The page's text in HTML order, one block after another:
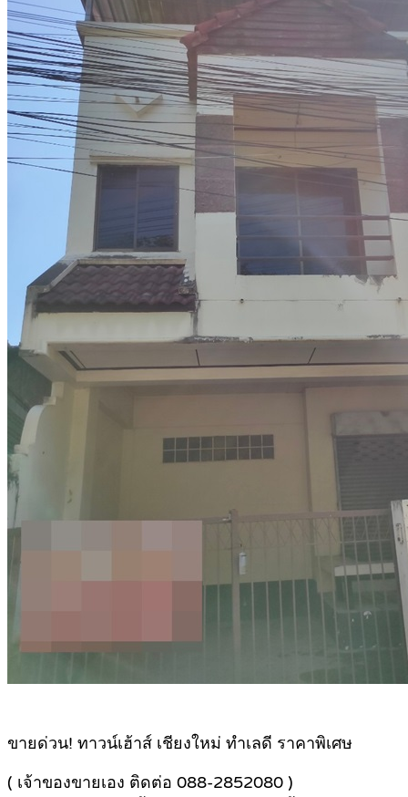
ขายด่วน! ทาวน์เฮ้าส์ เชียงใหม่ ทำเลดี ราคาพิเศษ
( เจ้าของขายเอง ติดต่อ 088-2852080 )